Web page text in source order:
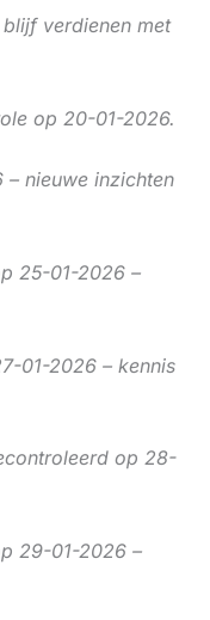
verdienen met
op 20-01-2026.
nieuwe inzichten
25-01-2026 –
01-2026 – kennis
op 28-
29-01-2026 –